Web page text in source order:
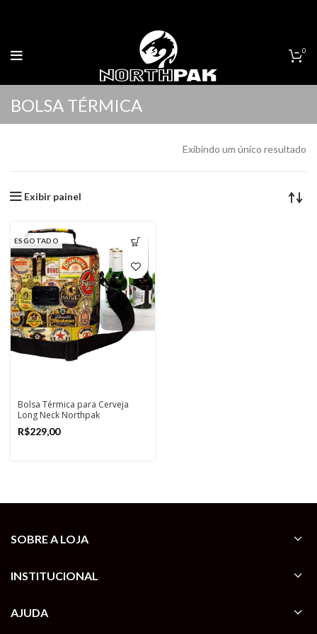
0
BOLSA TÉRMICA
Exibindo um único resultado
Exibir painel
ESGOTADO
Bolsa Térmica para Cerveja
Long Neck Northpak
R$
SOBRE A LOJA
INSTITUCIONAL
AJUDA